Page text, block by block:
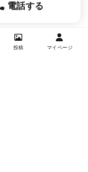
電話する
投稿 マイページ